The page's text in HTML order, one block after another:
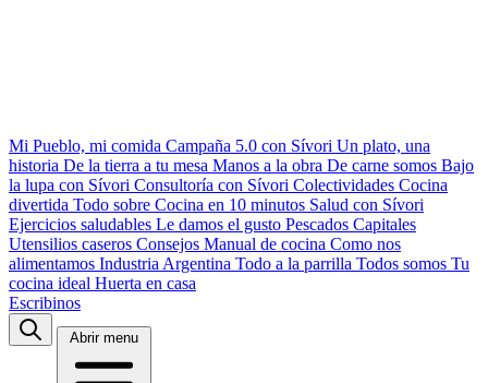
Mi Pueblo, mi comida Campaña 5.0 con Sívori Un plato, una
historia De la tierra a tu mesa Manos a la obra De carne somos Bajo
la lupa con Sívori Consultoría con Sívori Colectividades Cocina
divertida Todo sobre Cocina en 10 minutos Salud con Sívori
Ejercicios saludables Le damos el gusto Pescados Capitales
Utensilios caseros Consejos Manual de cocina Como nos
alimentamos Industria Argentina Todo a la parrilla Todos somos Tu
cocina ideal Huerta en casa
Escribinos
Abrir menu